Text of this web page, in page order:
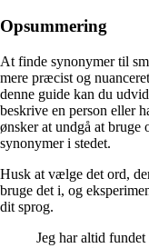
Opsummering
At finde synonymer til
mere præcist og
denne guide kan du
beskrive en person eller
ønsker at undgå at bruge
synonymer i stedet.
Husk at vælge det ord,
bruge det i, og
dit sprog.
Jeg har altid fundet